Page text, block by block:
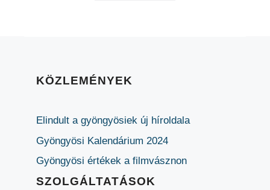
KÖZLEMÉNYEK
Elindult a gyöngyösiek új híroldala
Gyöngyösi Kalendárium 2024
Gyöngyösi értékek a filmvásznon
SZOLGÁLTATÁSOK